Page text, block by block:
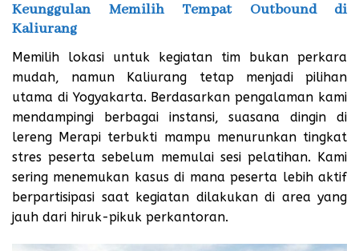
Keunggulan Memilih Tempat Outbound di
Kaliurang
Memilih lokasi untuk kegiatan tim bukan perkara
mudah, namun Kaliurang tetap menjadi pilihan
utama di Yogyakarta. Berdasarkan pengalaman kami
mendampingi berbagai instansi, suasana dingin di
lereng Merapi terbukti mampu menurunkan tingkat
stres peserta sebelum memulai sesi pelatihan. Kami
sering menemukan kasus di mana peserta lebih aktif
berpartisipasi saat kegiatan dilakukan di area yang
jauh dari hiruk-pikuk perkantoran.